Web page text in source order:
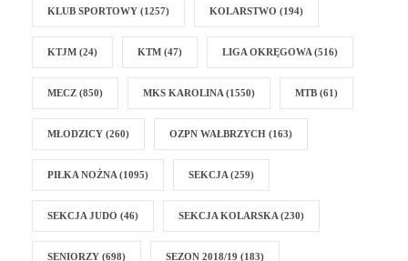
KLUB SPORTOWY (1257) KOLARSTWO (194)
KTJM (24) KTM (47) LIGA OKRĘGOWA (516)
MECZ (850) MKS KAROLINA (1550) MTB (61)
MŁODZICY (260) OZPN WAŁBRZYCH (163)
PIŁKA NOŻNA (1095) SEKCJA (259)
SEKCJA JUDO (46) SEKCJA KOLARSKA (230)
SENIORZY (698) SEZON 2018/19 (183)